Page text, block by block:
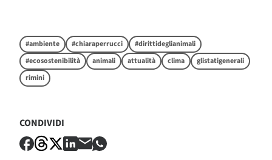
#ambiente #chiaraperrucci
#dirittideglianimali
#ecosostenibilità
animali attualità clima
glistatigenerali
rimini
CONDIVIDI